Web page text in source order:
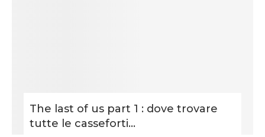
The last of us part 1 : dove trovare
tutte le casseforti...